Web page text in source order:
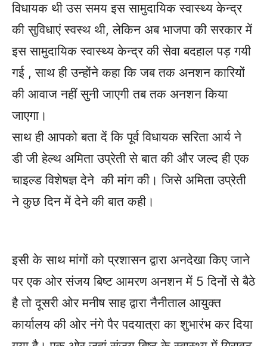
विधायक थी उस समय इस सामुदायिक स्वास्थ्य केन्द्र
की सुविधाएं स्वस्थ थी, लेकिन अब भाजपा की सरकार में
इस सामुदायिक स्वास्थ्य केन्द्र की सेवा बदहाल पड़ गयी
गई , साथ ही उन्होंने कहा कि जब तक अनशन कारियों
की आवाज नहीं सुनी जाएगी तब तक अनशन किया
जाएगा।
साथ ही आपको बता दें कि पूर्व विधायक सरिता आर्य ने
डी जी हेल्थ अमिता उप्रेती से बात की और जल्द ही एक
चाइल्ड विशेषज्ञ देने की मांग की। जिसे अमिता उप्रेती
ने कुछ दिन में देने की बात कही।
इसी के साथ मांगों को प्रशासन द्वारा अनदेखा किए जाने
पर एक ओर संजय बिष्ट आमरण अनशन में 5 दिनों से बैठे
है तो दूसरी ओर मनीष साह द्वारा नैनीताल आयुक्त
कार्यालय की ओर नंगे पैर पदयात्रा का शुभारंभ कर दिया